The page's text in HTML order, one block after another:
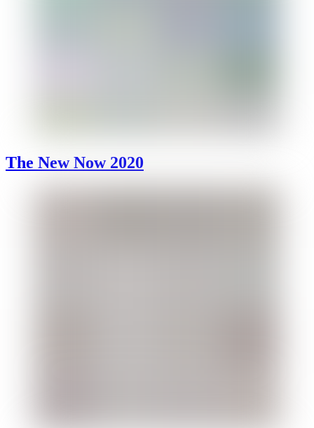
The New Now 2020